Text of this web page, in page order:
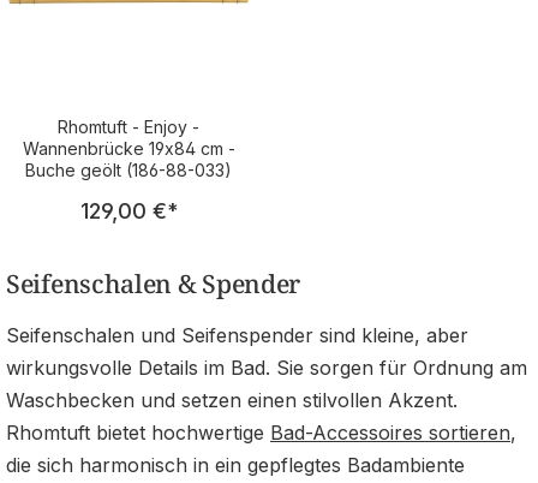
Rhomtuft - Enjoy -
Wannenbrücke 19x84 cm -
Buche geölt (186-88-033)
Regulärer Preis:
129,00 €*
Seifenschalen & Spender
Seifenschalen und Seifenspender sind kleine, aber
wirkungsvolle Details im Bad. Sie sorgen für Ordnung am
Waschbecken und setzen einen stilvollen Akzent.
Rhomtuft bietet hochwertige Bad-Accessoires sortieren,
die sich harmonisch in ein gepflegtes Badambiente